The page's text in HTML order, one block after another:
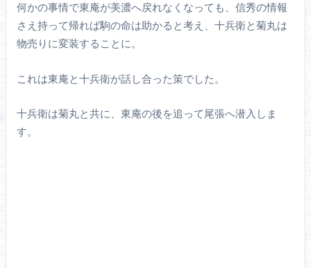
何かの事情で東庵が美濃へ戻れなくなっても、信秀の情報
さえ持って帰れば駒の命は助かると考え、十兵衛と菊丸は
物売りに変装することに。
これは東庵と十兵衛が話し合った策でした。
十兵衛は菊丸と共に、東庵の後を追って尾張へ潜入しま
す。